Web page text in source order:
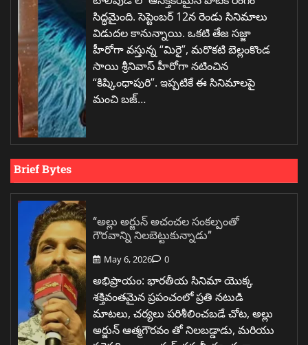
సిద్ధమైంది. సెప్టెంబర్ 12న రెండు సినిమాలు
విడుదల కానున్నాయి. ఒకటి తేజ సజ్జా
హీరోగా వస్తున్న “మిరై”, మరొకటి బెల్లంకొండ
సాయి శ్రీనివాస్ హీరోగా నటించిన
“కిష్కింధాపురి”. ఇప్పటికే ఈ సినిమాలపై
మంచి బజ్…
Brief Bytes
“అల్లు అర్జున్ అచంచల సంకల్పంతో
గౌరవాన్ని నిలబెట్టుకున్నాడు”
May 6, 2026 0
అభిప్రాయం: భారతీయ సినిమా యొక్క
శక్తివంతమైన ప్రపంచంలో ప్రతి నటుడి
మాటలు, చర్యలు పరిశీలించబడే చోట, అల్లు
అర్జున్ ఆత్మగౌరవం తో నిలబడ్డాడు, మరియు